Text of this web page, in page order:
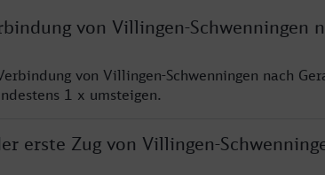
von Villingen-Schwenningen
von Villingen-Schwenningen nach
1 x umsteigen.
erste Zug von Villingen-